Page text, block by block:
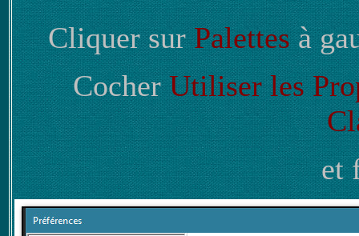
Cliquer surPalettesà
CocherUtiliser les
et